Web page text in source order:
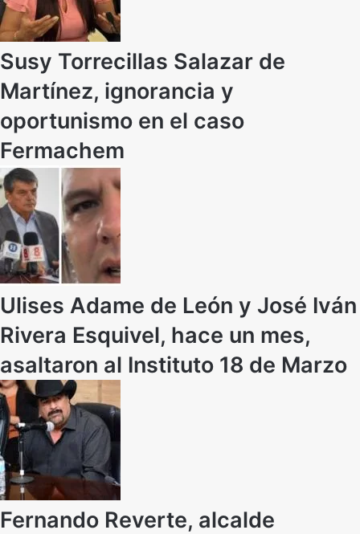
Susy Torrecillas Salazar de
Martínez, ignorancia y
oportunismo en el caso
Fermachem
Ulises Adame de León y José Iván
Rivera Esquivel, hace un mes,
asaltaron al Instituto 18 de Marzo
Fernando Reverte, alcalde